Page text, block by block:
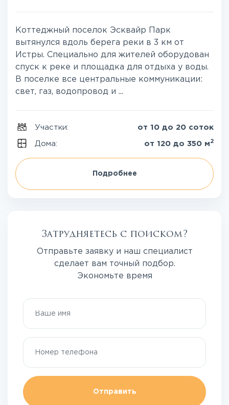
Коттеджный поселок Эсквайр Парк
вытянулся вдоль берега реки в 3 км от
Истры. Специально для жителей оборудован
спуск к реке и площадка для отдыха у воды.
В поселке все центральные коммуникации:
свет, газ, водопровод и ...
Участки: от 10 до 20 соток
Дома: от 120 до 350 м 2
Подробнее
Затрудняетесь с поиском?
Отправьте заявку и наш специалист
сделает вам точный подбор.
Экономьте время
Отправить